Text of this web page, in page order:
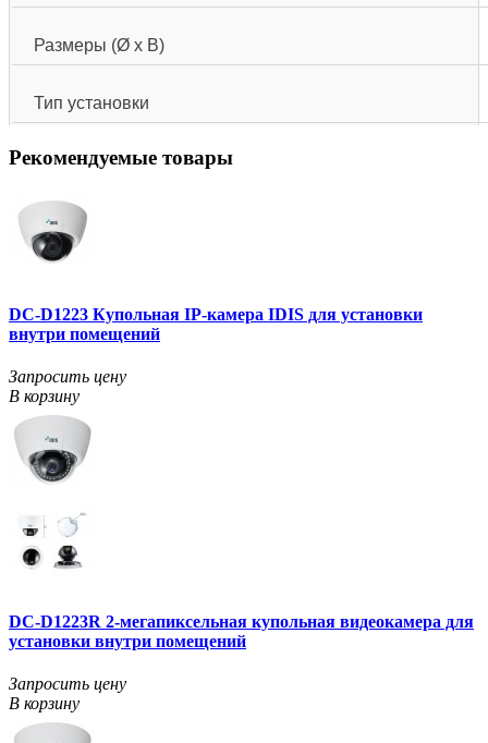
Размеры (Ø x В)
Тип установки
Рекомендуемые товары
DC-D1223 Купольная IP-камера IDIS для установки
внутри помещений
Запросить цену
В корзину
DC-D1223R 2-мегапиксельная купольная видеокамера для
установки внутри помещений
Запросить цену
В корзину